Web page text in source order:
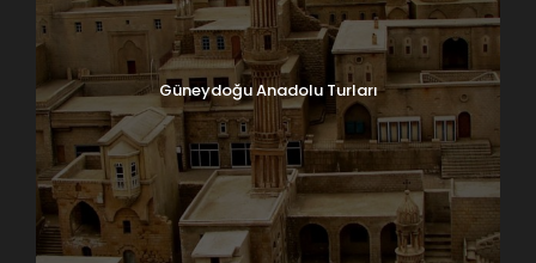
Güneydoğu Anadolu Turları